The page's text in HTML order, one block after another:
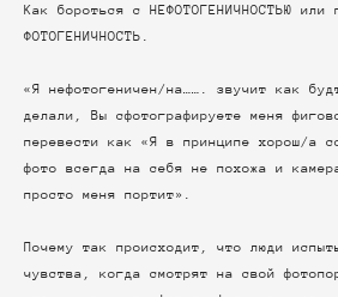
Как бороться с НЕФОТОГЕНИЧНОСТЬЮ или
ФОТОГЕНИЧНОСТЬ.
«Я нефотогеничен/на……. звучит как
делали, Вы сфотографируете меня
перевести как «Я в принципе хорош/а
фото всегда на себя не похожа и
просто меня портит».
Почему так происходит, что люди
чувства, когда смотрят на свой